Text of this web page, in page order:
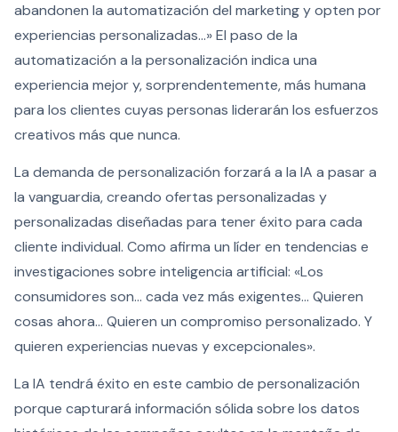
abandonen la automatización del marketing y opten por
experiencias personalizadas...» El paso de la
automatización a la personalización indica una
experiencia mejor y, sorprendentemente, más humana
para los clientes cuyas personas liderarán los esfuerzos
creativos más que nunca.
La demanda de personalización forzará a la IA a pasar a
la vanguardia, creando ofertas personalizadas y
personalizadas diseñadas para tener éxito para cada
cliente individual. Como afirma un líder en tendencias e
investigaciones sobre inteligencia artificial: «Los
consumidores son... cada vez más exigentes... Quieren
cosas ahora... Quieren un compromiso personalizado. Y
quieren experiencias nuevas y excepcionales».
La IA tendrá éxito en este cambio de personalización
porque capturará información sólida sobre los datos